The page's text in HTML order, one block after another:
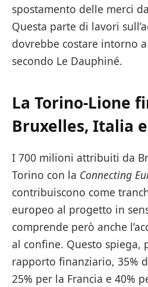
spostamento delle merci
Questa parte di lavori
dovrebbe costare intorno
secondo Le Dauphiné.
La Torino-Lione
Bruxelles, Italia
I 700 milioni attribuiti da
Torino con la Connecting
contribuiscono come
europeo al progetto in
comprende però anche
al confine. Questo spiega,
rapporto finanziario, 35%
25% per la Francia e 40%